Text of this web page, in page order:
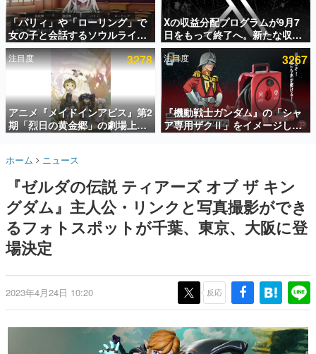
アプリセール情報
インタビュー
連載・特集一覧
殿堂入り記事
SNS拡散数が数千以上！ ページビュー数万以上！ などな
ど。多くの人々に読まれた、電ファミ渾身の“殿堂入り”記
事をまとめました。
名作ゲームクリエイターの方々に製作時のエピソードをお
きます。
赫本
この物語を解いてはいけない。『赫本』は、〈試験問題〉
の形をした短編ホラー小説集です。
これからのデジタルゲーム市場を担う若きクリエイター達
の姿を追い、彼らのルーツと情熱を探っていきます。
ゲームに多大な影響を受けた作家さんに取材し、ゲームが
日本のコンテンツ産業やカルチャーに与えた影響を探る企
「パリィ」や「ローリング」で
女の子と会話するソウルライク
恋愛ゲーム『小早川さんはソウ
ルライク』無料公開。返事に失
敗すると「YOU DIED」
Xの収益分配プログラムが9月7
日をもって終了へ。新たな収益
化制度「Original Content
Rewards Program」を発表
注目度 3278
アニメ『メイドインアビス』第2
期「烈日の黄金郷」の劇場上映
が決定！レグ役・伊瀬茉莉也さ
注目度 3267
『機動戦士ガンダム』の「シャ
ア専用ザクⅡ」をイメージした
散水ホースリールが予約開始。
ム、型式番号などを配置
ホーム ニュース
『ゼルダの伝説 ティアーズ オブ ザ キン
グダム』主人公・リンクと写真撮影ができ
るフォトスポットが千葉、東京、大阪に登
場決定
2023年4月24日 10:20 反応